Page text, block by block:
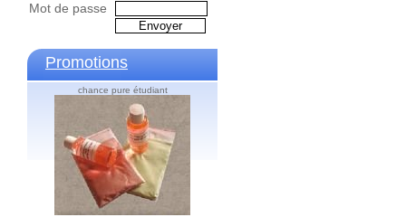
Mot de passe
Promotions
chance pure étudiant